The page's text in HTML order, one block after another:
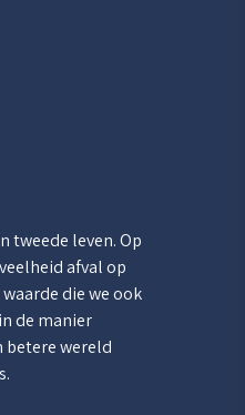
tweede leven. Op
afval op
die we ook
de manier
betere wereld